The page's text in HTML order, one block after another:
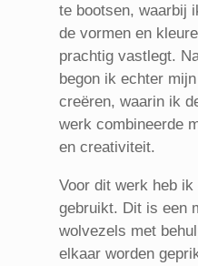
te bootsen, waarbij
de vormen en
prachtig vastlegt.
begon ik echter
creëren, waarin ik
werk combineerde
en creativiteit.
Voor dit werk heb
gebruikt. Dit is een
wolvezels met
elkaar worden